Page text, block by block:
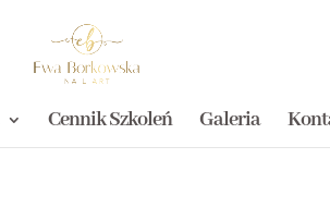
Cennik Szkoleń Galeria